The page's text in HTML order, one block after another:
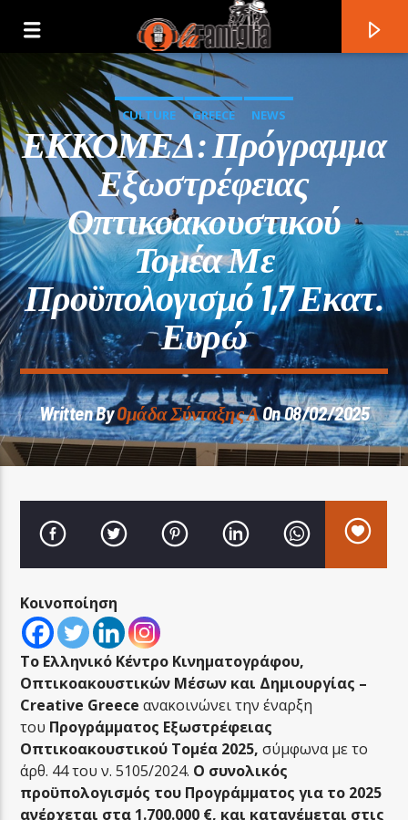
Current Track
Title
Artist
LA FAMIGLIA RADIO
LA FAMIGLIA ΝΗΣΙΩΤΙΚΑ
CULTURE GREECE NEWS
ΕΚΚΟΜΕΔ: Πρόγραμμα
Εξωστρέφειας
Οπτικοακουστικού
Τομέα Με
Προϋπολογισμό 1,7 Εκατ.
Ευρώ
Written ByOμάδα Σύνταξης ΑOn 08/02/2025
Κοινοποίηση
Το Ελληνικό Κέντρο Κινηματογράφου,
Οπτικοακουστικών Μέσων και Δημιουργίας –
Creative Greece ανακοινώνει την έναρξη
του Προγράμματος Εξωστρέφειας
Οπτικοακουστικού Τομέα 2025, σύμφωνα με το
άρθ. 44 του ν. 5105/2024. Ο συνολικός
προϋπολογισμός του Προγράμματος για το 2025
ανέρχεται στα 1.700.000 €, και κατανέμεται στις